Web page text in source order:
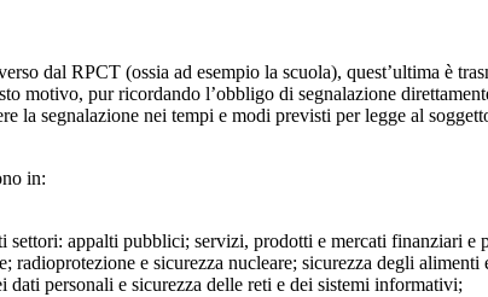
dal RPCT (ossia ad esempio la scuola), quest’ultima è
motivo, pur ricordando l’obbligo di segnalazione
la segnalazione nei tempi e modi previsti per legge al
in:
appalti pubblici; servizi, prodotti e mercati finanziari e
e sicurezza nucleare; sicurezza degli alimenti
personali e sicurezza delle reti e dei sistemi informativi;